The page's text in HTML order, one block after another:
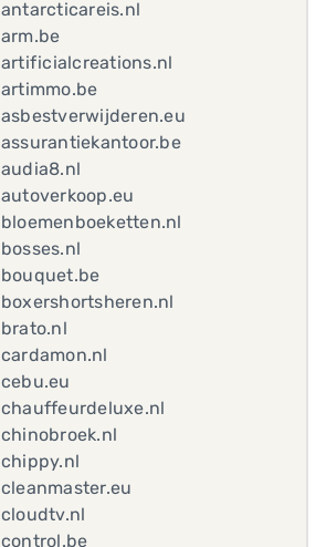
antarcticareis.nl
arm.be
artificialcreations.nl
artimmo.be
asbestverwijderen.eu
assurantiekantoor.be
audia8.nl
autoverkoop.eu
bloemenboeketten.nl
bosses.nl
bouquet.be
boxershortsheren.nl
brato.nl
cardamon.nl
cebu.eu
chauffeurdeluxe.nl
chinobroek.nl
chippy.nl
cleanmaster.eu
cloudtv.nl
control.be